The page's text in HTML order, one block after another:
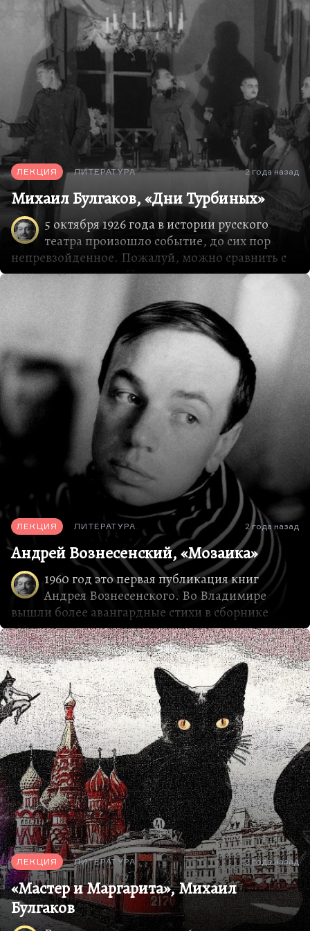
Лучше всего его знали именно с театральной
стороны.
Кто-то знал «Белую гвардию», настолько
популярную, что к ней…
ЛЕКЦИЯ ЛИТЕРАТУРА 2 года назад
Михаил Булгаков, «Дни Турбиных»
5 октября 1926 года в истории русского
театра произошло событие, до сих пор
непревзойденное. Пожалуй, можно сравнить с
этим только успех «На дне», когда премьера
закончилась демонстрацией и массовыми
арестами. Здесь премьера закончилась семью
вызовами карет скорой помощи, истериками,
обмороками, слезами, сердечными приступами
и получасовой овацией.
Молодая студия МХАТа, МХАТ-2, показал «Дни
Турбиных» Булгакова. Пьесу, которую Сталин
смотрел больше 20 раз, и Хмелеву, игравшему
Турбина, говорил:«Мне ваши усики даже снятся»
Чтобы Сталину снились чьи-то усики, пьеса
действительно должна была содержать в себе
некую сенсацию.
Что же сенсационного было в этом…
ЛЕКЦИЯ ЛИТЕРАТУРА 2 года назад
Андрей Вознесенский, «Мозаика»
1960 год это первая публикация книг
Андрея Вознесенского. Во Владимире
вышли более авангардные стихи в сборнике
«Мозаика», стихи настолько авангардные, что
редактора этой книги Афанасьеву немедленно
уволили. А второй сборник, который вышел в
1960 году в Москве, несколько более скромный,
назывался «Парабола». И как-то так получилось,
что владимирскую книгу знали лучше. Знали ее
лучше, наверное, потому, что автор составлял ее
без оглядки на столичную цензуру. В провинции
иногда можно было что-то такое протолкнуть.
Чем же, собственно говоря, отличается поэтика
Вознесенского, и почему были у него такие
проблемы? Надо сказать, что, как справедливо
заметил Николай Алексеевич…
ЛЕКЦИЯ ЛИТЕРАТУРА 2 года назад
«Мастер и Маргарита», Михаил
Булгаков